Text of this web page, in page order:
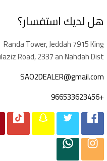
هل لديك استفسار؟
Randa Tower, Jeddah 7915 King
Road, 2337 an Nahdah Dist.
SAO2DEALER@gmail.com
+966533623456